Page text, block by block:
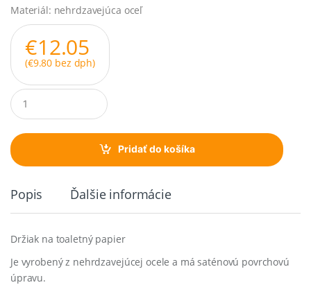
Materiál: nehrdzavejúca oceľ
€12.05
(€9.80 bez dph)
Q
u
a
t
i
Pridať do košíka
Popis Ďalšie informácie
Držiak na toaletný papier
Je vyrobený z nehrdzavejúcej ocele a má saténovú povrchovú
úpravu.